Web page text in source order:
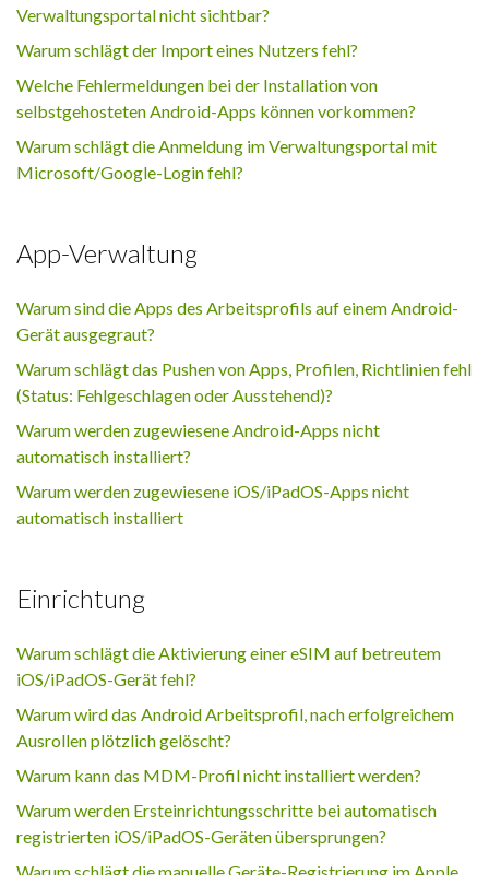
Verwaltungsportal nicht sichtbar?
Warum schlägt der Import eines Nutzers fehl?
Welche Fehlermeldungen bei der Installation von
selbstgehosteten Android-Apps können vorkommen?
Warum schlägt die Anmeldung im Verwaltungsportal mit
Microsoft/Google-Login fehl?
App-Verwaltung
Warum sind die Apps des Arbeitsprofils auf einem Android-
Gerät ausgegraut?
Warum schlägt das Pushen von Apps, Profilen, Richtlinien fehl
(Status: Fehlgeschlagen oder Ausstehend)?
Warum werden zugewiesene Android-Apps nicht
automatisch installiert?
Warum werden zugewiesene iOS/iPadOS-Apps nicht
automatisch installiert
Einrichtung
Warum schlägt die Aktivierung einer eSIM auf betreutem
iOS/iPadOS-Gerät fehl?
Warum wird das Android Arbeitsprofil, nach erfolgreichem
Ausrollen plötzlich gelöscht?
Warum kann das MDM-Profil nicht installiert werden?
Warum werden Ersteinrichtungsschritte bei automatisch
registrierten iOS/iPadOS-Geräten übersprungen?